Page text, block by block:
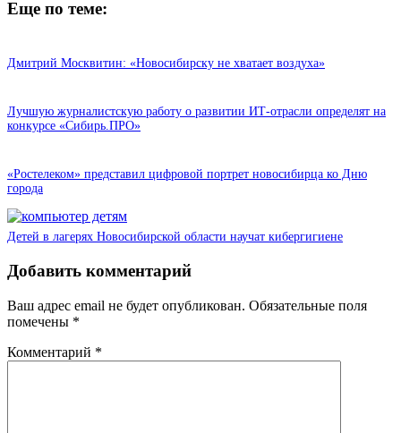
Еще по теме:
Дмитрий Москвитин: «Новосибирску не хватает воздуха»
Лучшую журналистскую работу о развитии ИТ-отрасли определят на
конкурсе «Сибирь.ПРО»
«Ростелеком» представил цифровой портрет новосибирца ко Дню
города
Детей в лагерях Новосибирской области научат кибергигиене
Добавить комментарий
Ваш адрес email не будет опубликован. Обязательные поля
помечены *
Комментарий *